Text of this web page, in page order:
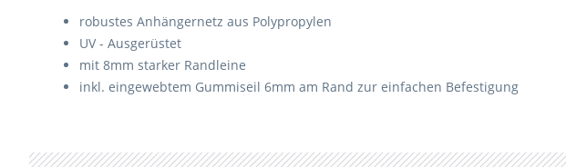
robustes Anhängernetz aus Polypropylen
UV - Ausgerüstet
mit 8mm starker Randleine
inkl. eingewebtem Gummiseil 6mm am Rand zur einfachen Befestigung